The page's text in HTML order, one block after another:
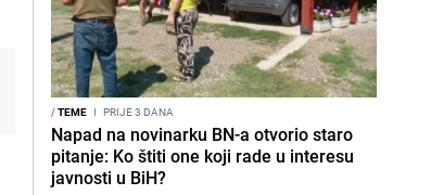
/TEME I PRIJE 3 DANA
Napad na novinarku BN-a otvorio staro
pitanje: Ko štiti one koji rade u interesu
javnosti u BiH?